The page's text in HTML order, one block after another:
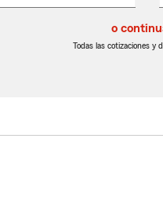
o
Todas las cotizaciones y